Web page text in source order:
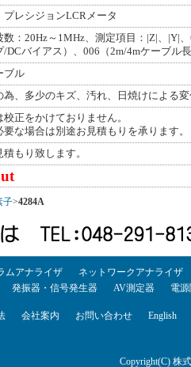
プレシジョンLCRメータ
数：20Hz～1MHz、測定項目：|Z|、|Y|
/DCバイアス）、006（2m/4mケーブル
ブル
為、多少のキズ、汚れ、日焼けによる
校正をかけておりません。
要な場合は別途お見積もりを承ります。
積もり致します。
子>4284A
ムアナライザ
ネットワークアナライザ
発振器・信号発生器 AV測定器 電
会社案内 お問い合わせ English
Copyright(C) 株